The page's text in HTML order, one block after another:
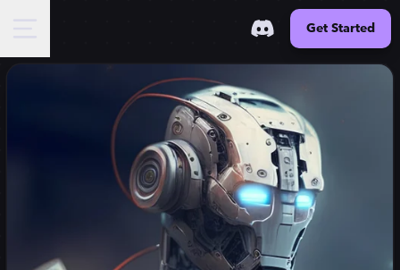
Get Started